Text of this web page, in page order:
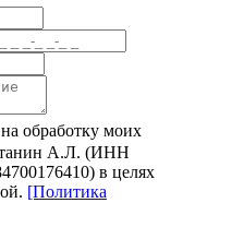
обработку моих
А.Л. (ИНН
в целях
[Политика